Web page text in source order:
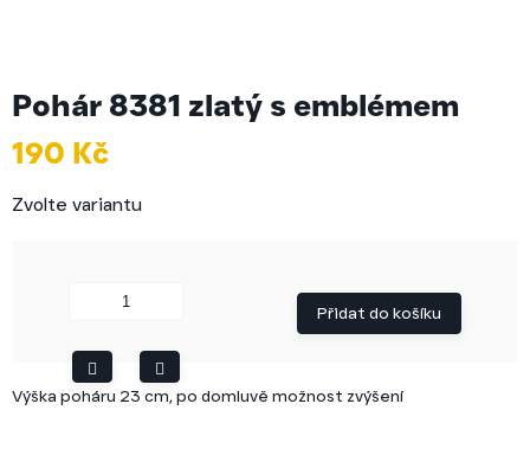
Pohár 8381 zlatý s emblémem
190 Kč
cena:
Zvolte variantu
Přidat do košíku
Výška poháru 23 cm, po domluvě možnost zvýšení